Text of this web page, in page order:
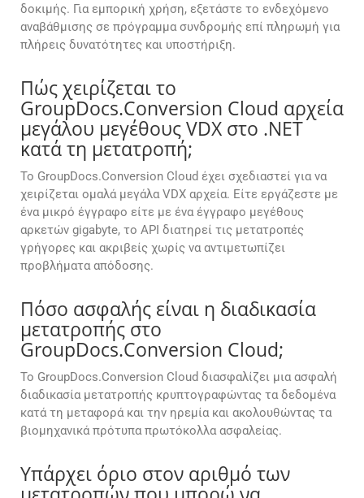
δοκιμής. Για εμπορική χρήση, εξετάστε το ενδεχόμενο
αναβάθμισης σε πρόγραμμα συνδρομής επί πληρωμή για
πλήρεις δυνατότητες και υποστήριξη.
Πώς χειρίζεται το
GroupDocs.Conversion Cloud αρχεία
μεγάλου μεγέθους VDX στο .NET
κατά τη μετατροπή;
Το GroupDocs.Conversion Cloud έχει σχεδιαστεί για να
χειρίζεται ομαλά μεγάλα VDX αρχεία. Είτε εργάζεστε με
ένα μικρό έγγραφο είτε με ένα έγγραφο μεγέθους
αρκετών gigabyte, το API διατηρεί τις μετατροπές
γρήγορες και ακριβείς χωρίς να αντιμετωπίζει
προβλήματα απόδοσης.
Πόσο ασφαλής είναι η διαδικασία
μετατροπής στο
GroupDocs.Conversion Cloud;
Το GroupDocs.Conversion Cloud διασφαλίζει μια ασφαλή
διαδικασία μετατροπής κρυπτογραφώντας τα δεδομένα
κατά τη μεταφορά και την ηρεμία και ακολουθώντας τα
βιομηχανικά πρότυπα πρωτόκολλα ασφαλείας.
Υπάρχει όριο στον αριθμό των